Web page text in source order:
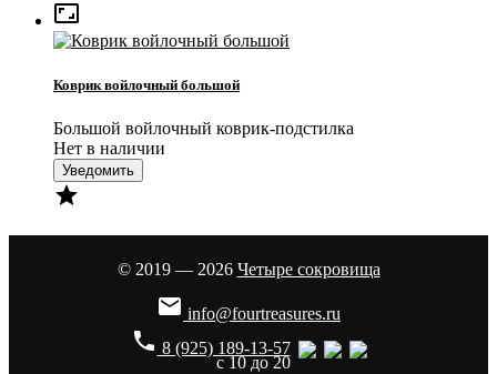

Коврик войлочный большой
Большой войлочный коврик-подстилка
Нет в наличии
Уведомить

© 2019 — 2026 Четыре сокровища
 info@fourtreasures.ru
phone 8 (925) 189-13-57
с 10 до 20